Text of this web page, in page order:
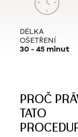
DÉLKA
OŠETŘENÍ
30 - 45 minut
PROČ
TATO